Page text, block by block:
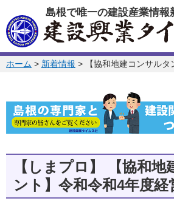
このページの本文へ
島根で唯一の建設産業情報
このページの位置:
ホーム > 新着情報 > 【協和地建コンサル
【しまプロ】
【協和地
ント】令和令和4年度経